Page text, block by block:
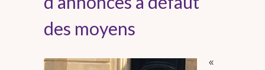
des moyens
«